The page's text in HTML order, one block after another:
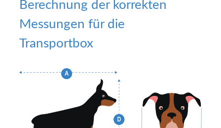
Berechnung der korrekten
Messungen für die
Transportbox